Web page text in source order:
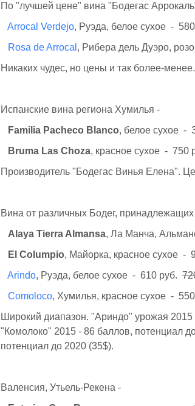
По "лучшей цене" вина "Бодегас
Arrocal Verdejo, Руэда, белое сухое -
Rosa de Arrocal , Рибера дель Дуэро,
Никаких чудес, но цены и так более-менее.
Испанские вина региона Хумилья -
Familia Pacheco Blanco, белое сухое -
Bruma Las Choza, красное сухое - 750
Производитель "Бодегас Винья Елена".
Вина от различных Бодег,
Alaya Tierra Almansa, Ла Манча,
El Columpio, Майорка, красное сухое -
Arindo, Руэда, белое сухое - 610 руб.
Comoloco, Хумилья, красное сухое -
Широкий диапазон. "Ариндо" урожая
"Комолоко" 2015 - 86 баллов, потенциал
потенциал до 2020 (35$).
Валенсия, Утьель-Рекена -